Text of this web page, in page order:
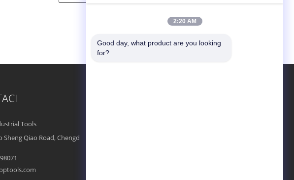
Tools
Sheng Qiao Road, Chengd
2:20 AM
Good day, what product are you looking
for?